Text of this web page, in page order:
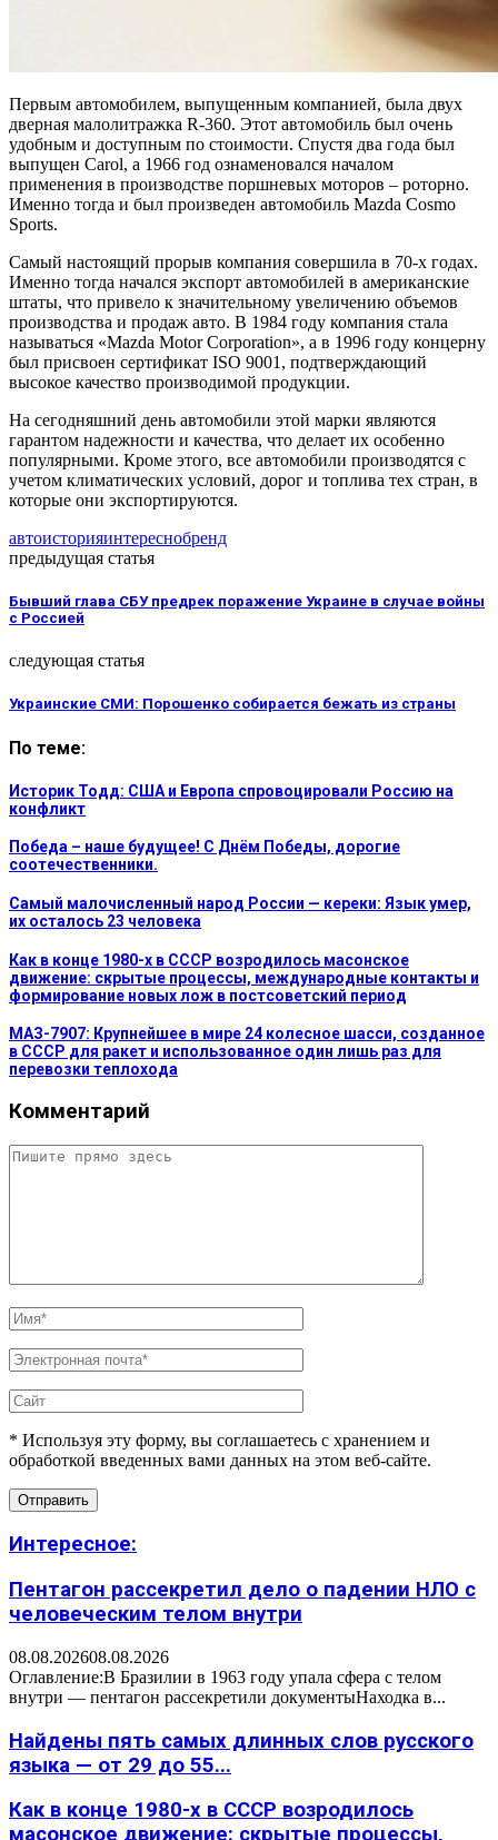
Первым автомобилем, выпущенным компанией, была двух
дверная малолитражка R-360. Этот автомобиль был очень
удобным и доступным по стоимости. Спустя два года был
выпущен Сarol, а 1966 год ознаменовался началом
применения в производстве поршневых моторов – роторно.
Именно тогда и был произведен автомобиль Mazda Cosmo
Sports.
Самый настоящий прорыв компания совершила в 70-х годах.
Именно тогда начался экспорт автомобилей в американские
штаты, что привело к значительному увеличению объемов
производства и продаж авто. В 1984 году компания стала
называться «Mazda Motor Corporation», а в 1996 году концерну
был присвоен сертификат ISO 9001, подтверждающий
высокое качество производимой продукции.
На сегодняшний день автомобили этой марки являются
гарантом надежности и качества, что делает их особенно
популярными. Кроме этого, все автомобили производятся с
учетом климатических условий, дорог и топлива тех стран, в
которые они экспортируются.
автоисторияинтереснобренд
предыдущая статья
Бывший глава СБУ предрек поражение Украине в случае войны
с Россией
следующая статья
Украинские СМИ: Порошенко собирается бежать из страны
По теме:
Историк Тодд: США и Европа спровоцировали Россию на
конфликт
Победа – наше будущее! С Днём Победы, дорогие
соотечественники.
Самый малочисленный народ России — кереки: Язык умер,
их осталось 23 человека
Как в конце 1980-х в СССР возродилось масонское
движение: скрытые процессы, международные контакты и
формирование новых лож в постсоветский период
МАЗ-7907: Крупнейшее в мире 24 колесное шасси, созданное
в СССР для ракет и использованное один лишь раз для
перевозки теплохода
Комментарий
* Используя эту форму, вы соглашаетесь с хранением и
обработкой введенных вами данных на этом веб-сайте.
Интересное:
Пентагон рассекретил дело о падении НЛО с
человеческим телом внутри
08.08.202608.08.2026
Оглавление:В Бразилии в 1963 году упала сфера с телом
внутри — пентагон рассекретили документыНаходка в...
Найдены пять самых длинных слов русского
языка — от 29 до 55...
Как в конце 1980-х в СССР возродилось
масонское движение: скрытые процессы,